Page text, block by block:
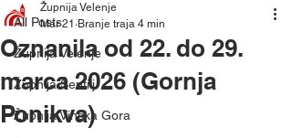
All Posts
Župnija Velenje
Župnija Šentilj
Župnija Vinska Gora
Oznanila od 22. do 29.
marca 2026 (Gornja
Ponikva)
Župnija Velenje
Mar 21 Branje traja 4 min